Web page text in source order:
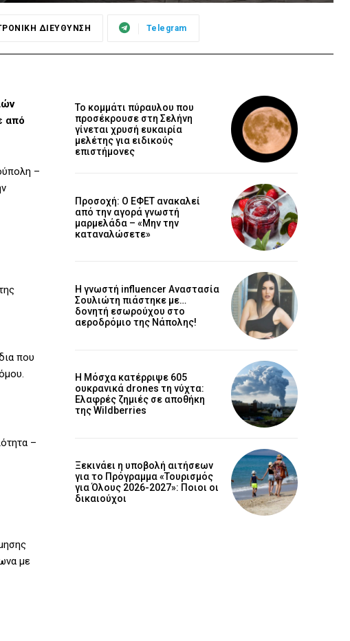
ΔΙΕΥΘΥΝΣΗ Telegram
από
–
που
–
με
Το κομμάτι πύραυλου που
προσέκρουσε στη Σελήνη
γίνεται χρυσή ευκαιρία
μελέτης για ειδικούς
επιστήμονες
Προσοχή: Ο ΕΦΕΤ ανακαλεί
από την αγορά γνωστή
μαρμελάδα – «Μην την
καταναλώσετε»
Η γνωστή influencer Αναστασία
Σουλιώτη πιάστηκε με…
δονητή εσωρούχου στο
αεροδρόμιο της Νάπολης!
Η Μόσχα κατέρριψε 605
ουκρανικά drones τη νύχτα:
Ελαφρές ζημιές σε αποθήκη
της Wildberries
Ξεκινάει η υποβολή αιτήσεων
για το Πρόγραμμα «Τουρισμός
για Όλους 2026-2027»: Ποιοι οι
δικαιούχοι